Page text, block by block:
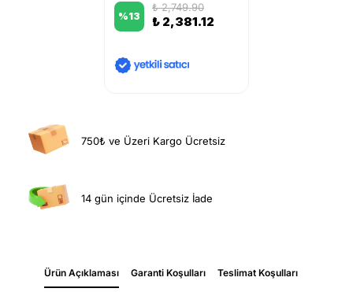
%13
₺ 2,749.90
₺ 2,381.12
750₺ ve Üzeri Kargo Ücretsiz
14 gün içinde Ücretsiz İade
Ürün Açıklaması Garanti Koşulları Teslimat Koşulları